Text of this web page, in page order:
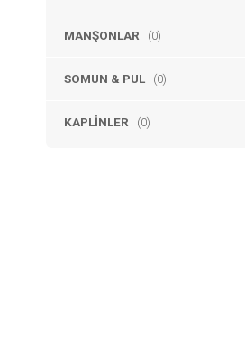
MANŞONLAR (0)
SOMUN & PUL (0)
KAPLINLER (0)